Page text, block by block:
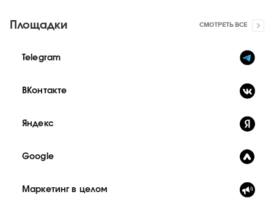
Площадки СМОТРЕТЬ ВСЕ
Telegram
ВКонтакте
Яндекс
Google
Маркетинг в целом